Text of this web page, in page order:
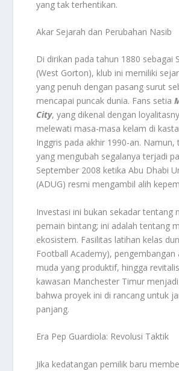
yang tak terhentikan.
Akar Sejarah dan Perubahan Nasib
Di dirikan pada tahun 1880 sebagai
(West Gorton), klub ini memiliki
yang penuh dengan pasang surut
mencapai puncak dunia. Fans setia
City, yang dikenal dengan
melewati masa-masa kelam di
Inggris pada akhir 1990-an. Namun,
yang mengubah segalanya terjadi
September 2008 ketika Abu Dhabi
(ADUG) resmi mengambil alih
Investasi ini bukan sekadar tentang
pemain bintang; ini adalah tentang
ekosistem. Fasilitas latihan kelas
Football Academy), pengembangan
muda yang produktif, hingga
kawasan Manchester Timur
bahwa proyek ini di rancang untuk
panjang.
Era Pep Guardiola: Revolusi Taktik
Jika kedatangan pemilik baru